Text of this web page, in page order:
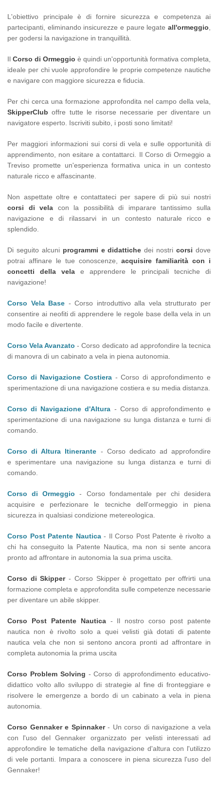
L'obiettivo principale è di fornire sicurezza e competenza ai
partecipanti, eliminando insicurezze e paure legate all'ormeggio
per godersi la navigazione in tranquillità.
Il Corso di Ormeggio è quindi un'opportunità formativa completa,
ideale per chi vuole approfondire le proprie competenze nautiche
e navigare con maggiore sicurezza e fiducia.
Per chi cerca una formazione approfondita nel campo della vela,
SkipperClub offre tutte le risorse necessarie per diventare un
navigatore esperto. Iscriviti subito, i posti sono limitati!
Per maggiori informazioni sui corsi di vela e sulle opportunità di
apprendimento, non esitare a contattarci. Il Corso di Ormeggio a
Treviso promette un'esperienza formativa unica in un contesto
naturale ricco e affascinante.
Non aspettate oltre e contattateci per sapere di più sui nostri
corsi di vela con la possibilità di imparare tantissimo sulla
navigazione e di rilassarvi in un contesto naturale ricco e
splendido.
Di seguito alcuni programmi e didattiche dei nostricorsi dove
potrai affinare le tue conoscenze,acquisire familiarità con i
concetti della vela e apprendere le principali tecniche di
navigazione!
Corso Vela Base - Corso introduttivo alla vela strutturato per
consentire ai neofiti di apprendere le regole base della vela in un
modo facile e divertente.
Corso Vela Avanzato - Corso dedicato ad approfondire la tecnica
di manovra di un cabinato a vela in piena autonomia.
Corso di Navigazione Costiera- Corso di approfondimento e
sperimentazione di una navigazione costiera e su media distanza.
Corso di Navigazione d'Altura - Corso di approfondimento e
sperimentazione di una navigazione su lunga distanza e turni di
comando.
Corso di Altura Itinerante - Corso dedicato ad approfondire
e sperimentare una navigazione su lunga distanza e turni di
comando.
Corso di Ormeggio - Corso fondamentale per chi desidera
acquisire e perfezionare le tecniche dell'ormeggio in piena
sicurezza in qualsiasi condizione metereologica.
Corso Post Patente Nautica- Il Corso Post Patente è rivolto a
chi ha conseguito la Patente Nautica, ma non si sente ancora
pronto ad affrontare in autonomia la sua prima uscita.
Corso di Skipper- Corso Skipper è progettato per offrirti una
formazione completa e approfondita sulle competenze necessarie
per diventare un abile skipper.
Corso Post Patente Nautica- Il nostro corso post patente
nautica non è rivolto solo a quei velisti già dotati di patente
nautica vela che non si sentono ancora pronti ad affrontare in
completa autonomia la prima uscita
Corso Problem Solving - Corso di approfondimento educativo-
didattico volto allo sviluppo di strategie al fine di fronteggiare e
risolvere le emergenze a bordo di un cabinato a vela in piena
autonomia.
Corso Gennaker e Spinnaker- Un corso di navigazione a vela
con l'uso del Gennaker organizzato per velisti interessati ad
approfondire le tematiche della navigazione d'altura con l'utilizzo
di vele portanti. Impara a conoscere in piena sicurezza l'uso del
Gennaker!